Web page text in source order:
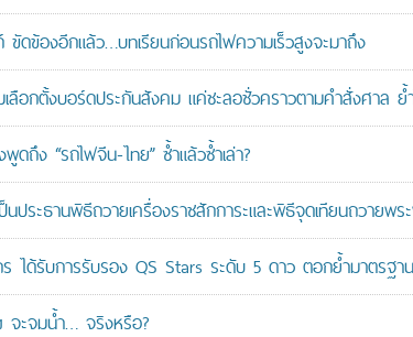
ดข้องอีกแล้ว…บทเรียนก่อนรถไฟความเร็วสูงจะมาถึง
ลือกตั้งบอร์ดประกันสังคม แค่ชะลอชั่วคราวตามคำสั่งศาล ย้
ดถึง “รถไฟจีน-ไทย” ซ้ำแล้วซ้ำเล่า?
ประธานพิธีถวายเครื่องราชสักการะและพิธีจุดเทียนถวาย
ได้รับการรับรอง QS Stars ระดับ 5 ดาว ตอกย้ำมาตรฐ
ะจมน้ำ… จริงหรือ?